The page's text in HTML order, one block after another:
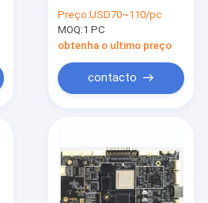
interativo LCD Digital
Signage
Preço:USD70~110/pc
MOQ:1 PC
obtenha o ultimo preço
contacto